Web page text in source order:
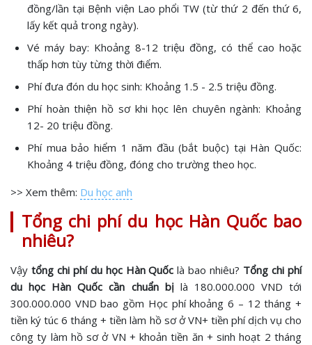
đồng/lần tại Bệnh viện Lao phổi TW (từ thứ 2 đến thứ 6,
lấy kết quả trong ngày).
Vé máy bay: Khoảng 8-12 triệu đồng, có thể cao hoặc
thấp hơn tùy từng thời điểm.
Phí đưa đón du học sinh: Khoảng 1.5 - 2.5 triệu đồng.
Phí hoàn thiện hồ sơ khi học lên chuyên ngành: Khoảng
12- 20 triệu đồng.
Phí mua bảo hiểm 1 năm đầu (bắt buộc) tại Hàn Quốc:
Khoảng 4 triệu đồng, đóng cho trường theo học.
>> Xem thêm: Du học anh
Tổng chi phí du học Hàn Quốc bao
nhiêu?
Vậy tổng chi phí du học Hàn Quốclà bao nhiêu? Tổng chi phí
du học Hàn Quốc cần chuẩn bịlà 180.000.000 VND tới
300.000.000 VND bao gồm Học phí khoảng 6 – 12 tháng +
tiền ký túc 6 tháng + tiền làm hồ sơ ở VN+ tiền phí dịch vụ cho
công ty làm hồ sơ ở VN + khoản tiền ăn + sinh hoạt 2 tháng